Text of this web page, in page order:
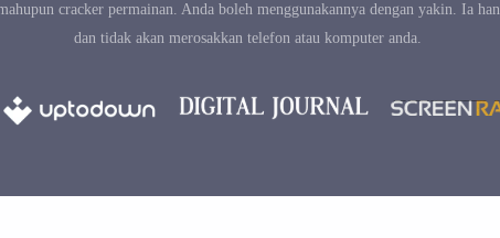
cracker permainan. Anda boleh menggunakannya dengan yakin. Ia
dan tidak akan merosakkan telefon atau komputer anda.